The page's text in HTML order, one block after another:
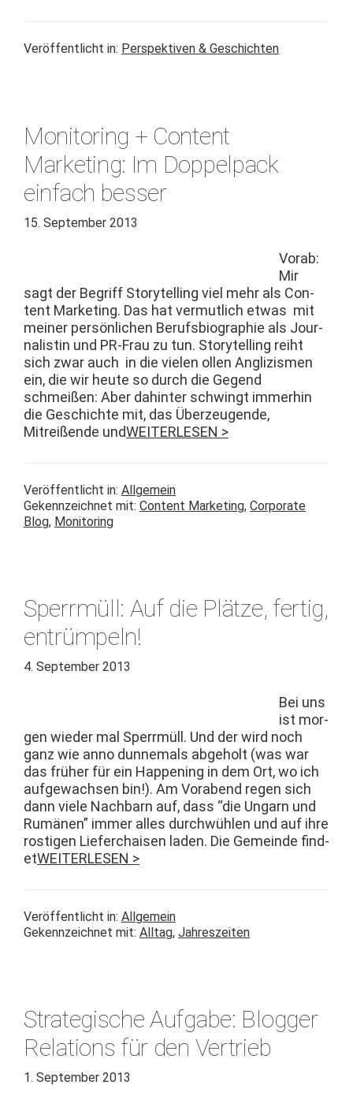
Veröffentlicht in: Perspektiven & Geschichten
Monitoring + Content
Marketing: Im Doppelpack
einfach besser
15. September 2013
Vor­ab:
Mir
sagt der Begriff Sto­ry­telling viel mehr als Con­
tent Mar­ket­ing. Das hat ver­mut­lich etwas mit
mein­er per­sön­lichen Berufs­bi­ogra­phie als Jour­
nal­istin und PR-Frau zu tun. Sto­ry­telling rei­ht
sich zwar auch in die vie­len ollen Anglizis­men
ein, die wir heute so durch die Gegend
schmeißen: Aber dahin­ter schwingt immer­hin
die Geschichte mit, das Überzeu­gende,
Mitreißende undWEITERLESEN >
Veröffentlicht in: Allgemein
Gekennzeichnet mit: Content Marketing, Corporate
Blog, Monitoring
Sperrmüll: Auf die Plätze, fertig,
entrümpeln!
4. September 2013
Bei uns
ist mor­
gen wieder mal Sper­rmüll. Und der wird noch
ganz wie anno dun­nemals abge­holt (was war
das früher für ein Hap­pen­ing in dem Ort, wo ich
aufgewach­sen bin!). Am Vor­abend regen sich
dann viele Nach­barn auf, dass “die Ungarn und
Rumä­nen” immer alles durch­wühlen und auf ihre
ros­ti­gen Liefer­chaisen laden. Die Gemeinde find­
etWEITERLESEN >
Veröffentlicht in: Allgemein
Gekennzeichnet mit: Alltag, Jahreszeiten
Strategische Aufgabe: Blogger
Relations für den Vertrieb
1. September 2013